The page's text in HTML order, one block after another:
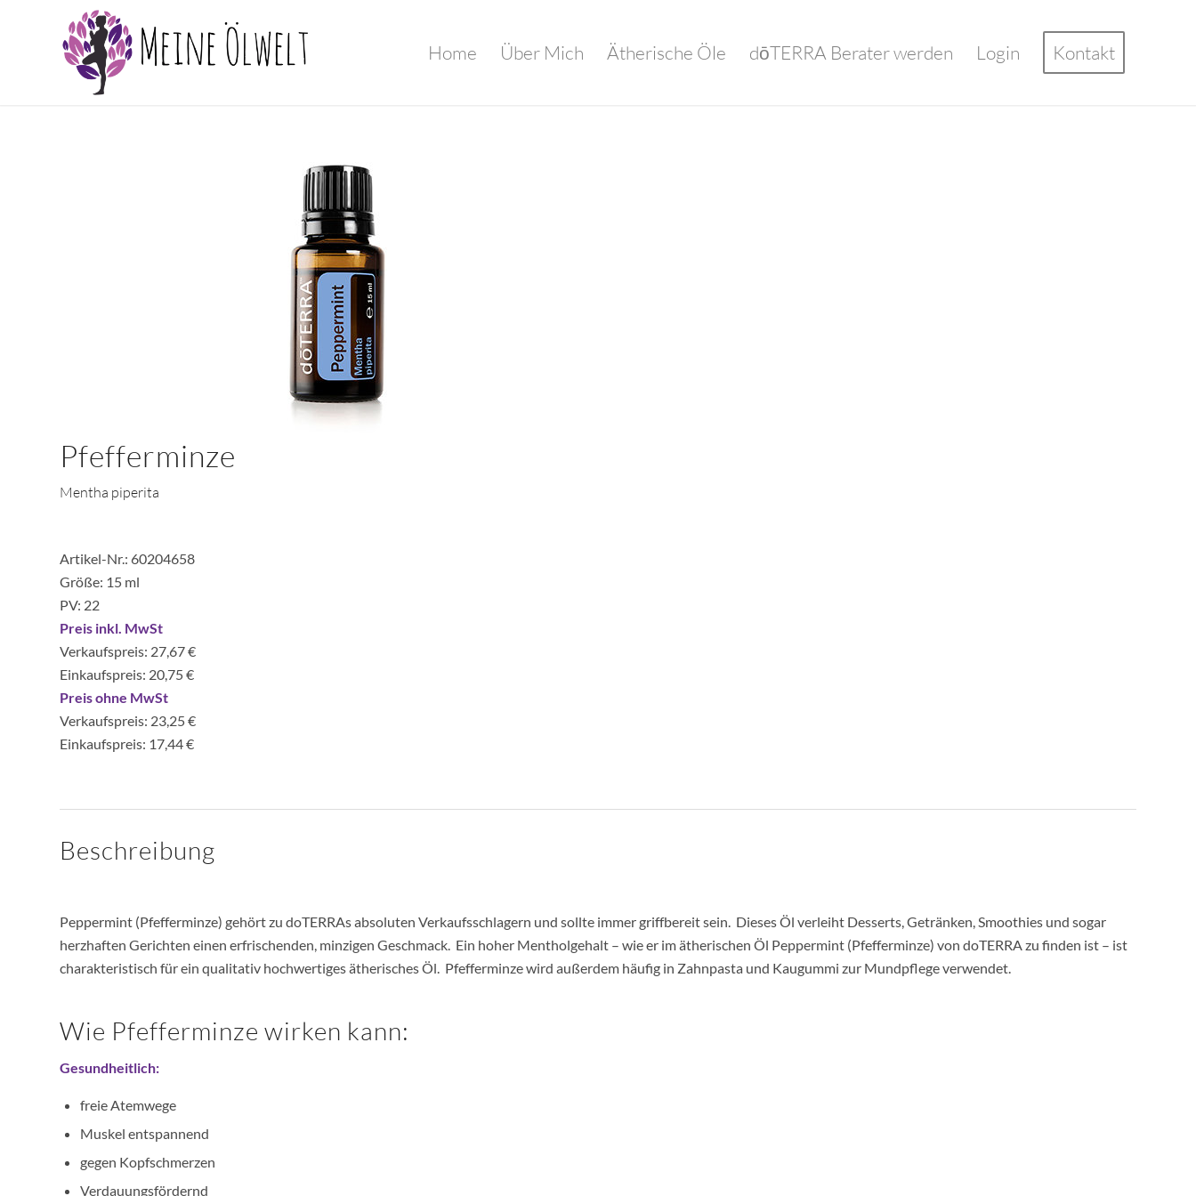
Home Über Mich Ätherische Öle dōTERRA Berater werden Login Kontakt
Pfefferminze
Mentha piperita
Artikel-Nr.: 60204658
Größe: 15 ml
PV: 22
Preis inkl. MwSt
Verkaufspreis: 27,67 €
Einkaufspreis: 20,75 €
Preis ohne MwSt
Verkaufspreis: 23,25 €
Einkaufspreis: 17,44 €
Beschreibung
Peppermint (Pfefferminze) gehört zu doTERRAs absoluten Verkaufsschlagern und sollte immer griffbereit sein. Dieses Öl verleiht Desserts, Getränken, Smoothies und sogar
herzhaften Gerichten einen erfrischenden, minzigen Geschmack. Ein hoher Mentholgehalt – wie er im ätherischen Öl Peppermint (Pfefferminze) von doTERRA zu finden ist – ist
charakteristisch für ein qualitativ hochwertiges ätherisches Öl. Pfefferminze wird außerdem häufig in Zahnpasta und Kaugummi zur Mundpflege verwendet.
Wie Pfefferminze wirken kann:
Gesundheitlich:
freie Atemwege
Muskel entspannend
gegen Kopfschmerzen
Verdauungsfördernd